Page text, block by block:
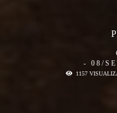
08/
1157